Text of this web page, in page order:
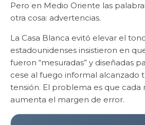
Pero en Medio Oriente las
otra cosa: advertencias.
La Casa Blanca evitó elevar el
estadounidenses insistieron en
fueron “mesuradas” y diseñadas
cese al fuego informal alcanzado
tensión. El problema es que cada
aumenta el margen de error.